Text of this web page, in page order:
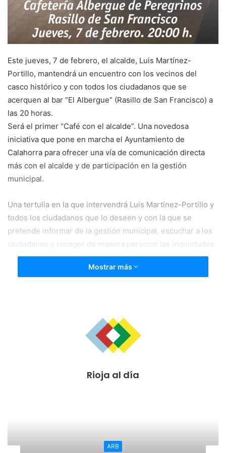
Este jueves, 7 de febrero, el alcalde, Luis Martínez-
Portillo, mantendrá un encuentro con los vecinos del
casco histórico y con todos los ciudadanos que se
acerquen al bar “El Albergue” (Rasillo de San Francisco) a
las 20 horas.
Será el primer “Café con el alcalde”. Una novedosa
iniciativa que pone en marcha el Ayuntamiento de
Calahorra para ofrecer una vía de comunicación directa
más con el alcalde y de participación en la gestión
municipal.
Una tertulia en la que intervendrá Luis Martínez-Portillo y
todos los ciudadanos que lo deseen y con la que se
pretende informar de la gestión municipal, escuchar a los
ciudadanos y recoger de manera personal las inquietudes
y propuestas de los vecinos de Calahorra siguiendo con la
política de transparencia.
casco histórico de la ciudad por un valor de 2,7 millones
de euros, cofinanciadas por el Fondo Europeo de
Desarrollo Regional (FEDER) y el Ayuntamiento de
Son siete propuestas dirigidas a recuperar, conservar,
La musealización del sector arqueológico de “Las
Mostrar más
Rioja al día
ARB